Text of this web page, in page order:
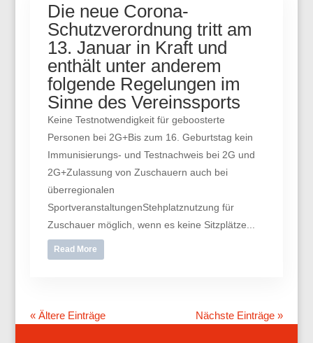
Die neue Corona-
Schutzverordnung tritt am
13. Januar in Kraft und
enthält unter anderem
folgende Regelungen im
Sinne des Vereinssports
Keine Testnotwendigkeit für geboosterte
Personen bei 2G+Bis zum 16. Geburtstag kein
Immunisierungs- und Testnachweis bei 2G und
2G+Zulassung von Zuschauern auch bei
überregionalen
SportveranstaltungenStehplatznutzung für
Zuschauer möglich, wenn es keine Sitzplätze...
Read More
« Ältere Einträge Nächste Einträge »